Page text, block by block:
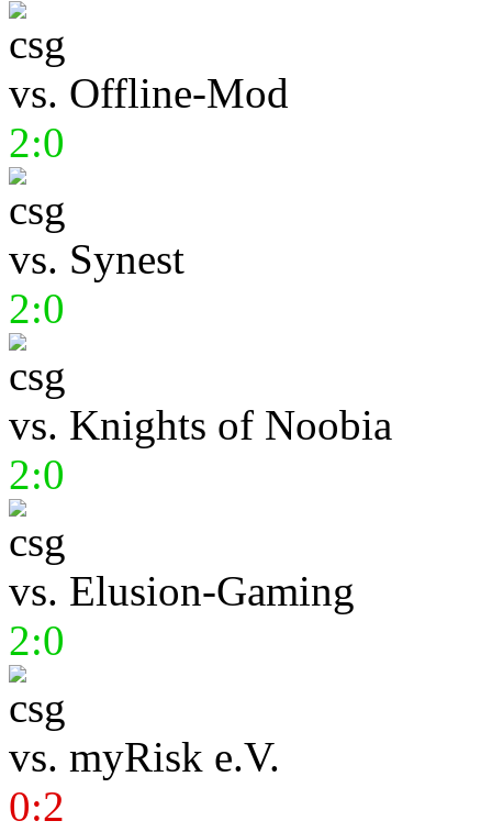
vs. Offline-Mod
2:0
vs. Synest
2:0
vs. Knights of Noobia
2:0
vs. Elusion-Gaming
2:0
vs. myRisk e.V.
0:2